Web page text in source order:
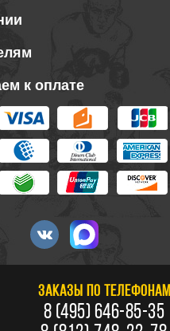
к оплате
ЗАКАЗЫ ПО ТЕЛЕФОНАМ
8 (495) 646-85-35